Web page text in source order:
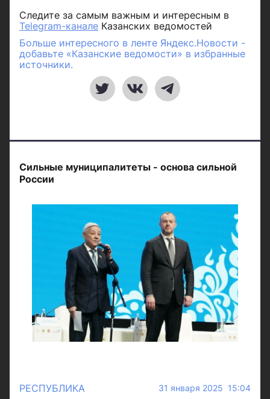
Следите за самым важным и интересным в
Telegram-канале Казанских ведомостей
Больше интересного в ленте Яндекс.Новости -
добавьте «Казанские ведомости» в избранные
источники.
Сильные муниципалитеты - основа сильной
России
РЕСПУБЛИКА 31 января 2025 15:04